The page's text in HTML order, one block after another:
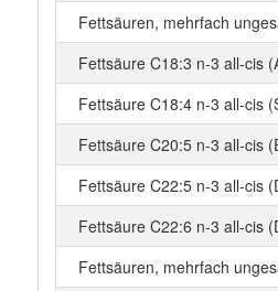
Fettsäuren, mehrfach
Fettsäure C18:3 n-3 all-cis
Fettsäure C18:4 n-3 all-cis
Fettsäure C20:5 n-3 all-cis
Fettsäure C22:5 n-3 all-cis
Fettsäure C22:6 n-3 all-cis
Fettsäuren, mehrfach